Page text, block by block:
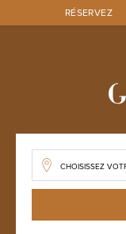
RÉSERVEZ